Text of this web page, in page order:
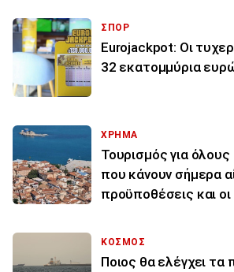
ΣΠΟΡ
Eurojackpot: Οι
32 εκατoμμύρια
ΧΡΗΜΑ
Τουρισμός για
που κάνουν σήμερα
προϋποθέσεις και οι
ΚΟΣΜΟΣ
Ποιος θα ελέγχει τα